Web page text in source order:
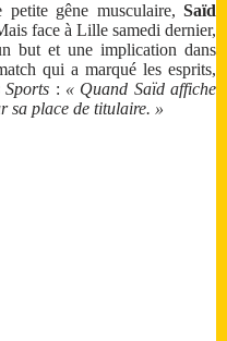
gêne musculaire, Saïd
face à Lille samedi dernier,
but et une implication dans
qui a marqué les esprits,
Sports : « Quand Saïd affiche
sa place de titulaire. »